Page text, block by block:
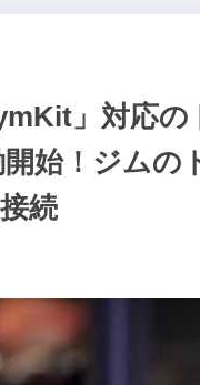
」対応
始！ジムの
続